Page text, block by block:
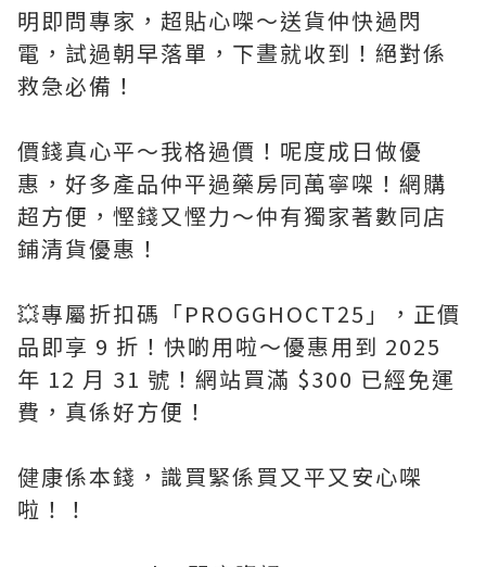
明即問專家，超貼心㗎～送貨仲快過閃
電，試過朝早落單，下晝就收到！絕對係
救急必備！
價錢真心平～我格過價！呢度成日做優
惠，好多產品仲平過藥房同萬寧㗎！網購
超方便，慳錢又慳力～仲有獨家著數同店
鋪清貨優惠！
💥專屬折扣碼「PROGGHOCT25」，正價
品即享 9 折！快啲用啦～優惠用到 2025
年 12 月 31 號！網站買滿 $300 已經免運
費，真係好方便！
健康係本錢，識買緊係買又平又安心㗎
啦！！